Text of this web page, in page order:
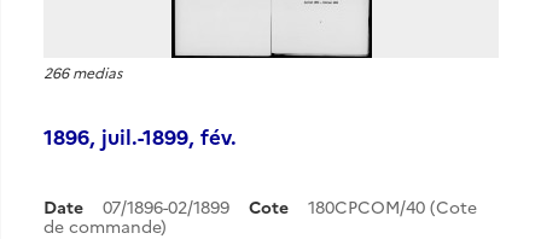
266 medias
1896, juil.-1899, fév.
Date 07/1896-02/1899 Cote
180CPCOM/40 (Cote
de commande)